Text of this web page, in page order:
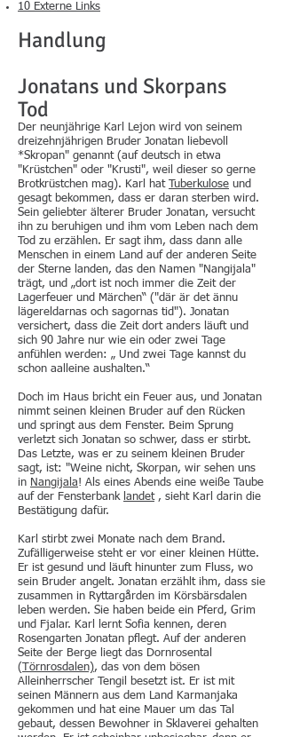
10 Externe Links
Handlung
Jonatans und Skorpans
Tod
Der neunjährige Karl Lejon wird von seinem
dreizehnjährigen Bruder Jonatan liebevoll
*Skropan" genannt (auf deutsch in etwa
"Krüstchen" oder "Krusti", weil dieser so gerne
Brotkrüstchen mag). Karl hat Tuberkulose und
gesagt bekommen, dass er daran sterben wird.
Sein geliebter älterer Bruder Jonatan, versucht
ihn zu beruhigen und ihm vom Leben nach dem
Tod zu erzählen. Er sagt ihm, dass dann alle
Menschen in einem Land auf der anderen Seite
der Sterne landen, das den Namen "Nangijala"
trägt, und „dort ist noch immer die Zeit der
Lagerfeuer und Märchen“ ("där är det ännu
lägereldarnas och sagornas tid"). Jonatan
versichert, dass die Zeit dort anders läuft und
sich 90 Jahre nur wie ein oder zwei Tage
anfühlen werden: „ Und zwei Tage kannst du
schon aalleine aushalten.“
Doch im Haus bricht ein Feuer aus, und Jonatan
nimmt seinen kleinen Bruder auf den Rücken
und springt aus dem Fenster. Beim Sprung
verletzt sich Jonatan so schwer, dass er stirbt.
Das Letzte, was er zu seinem kleinen Bruder
sagt, ist: "Weine nicht, Skorpan, wir sehen uns
in Nangijala! Als eines Abends eine weiße Taube
auf der Fensterbank landet, sieht Karl darin die
Bestätigung dafür.
Karl stirbt zwei Monate nach dem Brand.
Zufälligerweise steht er vor einer kleinen Hütte.
Er ist gesund und läuft hinunter zum Fluss, wo
sein Bruder angelt. Jonatan erzählt ihm, dass sie
zusammen in Ryttargården im Körsbärsdalen
leben werden. Sie haben beide ein Pferd, Grim
und Fjalar. Karl lernt Sofia kennen, deren
Rosengarten Jonatan pflegt. Auf der anderen
Seite der Berge liegt das Dornrosental
(Törnrosdalen), das von dem bösen
Alleinherrscher Tengil besetzt ist. Er ist mit
seinen Männern aus dem Land Karmanjaka
gekommen und hat eine Mauer um das Tal
gebaut, dessen Bewohner in Sklaverei gehalten